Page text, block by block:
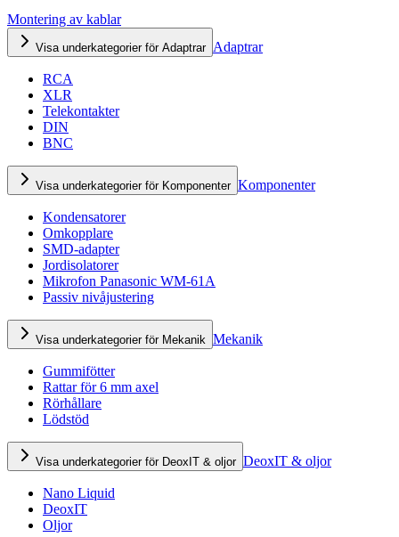
Montering av kablar
Visa underkategorier för Adaptrar Adaptrar
RCA
XLR
Telekontakter
DIN
BNC
Visa underkategorier för Komponenter Komponenter
Kondensatorer
Omkopplare
SMD-adapter
Jordisolatorer
Mikrofon Panasonic WM-61A
Passiv nivåjustering
Visa underkategorier för Mekanik Mekanik
Gummifötter
Rattar för 6 mm axel
Rörhållare
Lödstöd
Visa underkategorier för DeoxIT & oljor DeoxIT & oljor
Nano Liquid
DeoxIT
Oljor